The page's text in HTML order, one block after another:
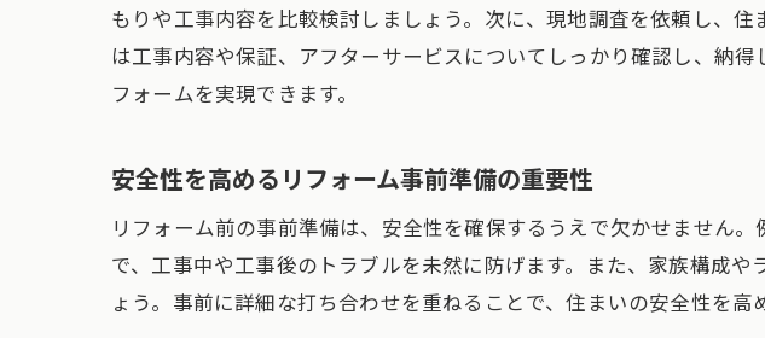
リフォームの
安心リフォー
リフォーム業
見積もり比較
リフォーム業
もりや工事内容を比較検討しましょう。次に、現地調査を依頼し、
は工事内容や保証、アフターサービスについてしっかり確認し、納
フォームを実現できます。
安全性を高めるリフォーム事前準備の重要性
リフォーム前の事前準備は、安全性を確保するうえで欠かせません
で、工事中や工事後のトラブルを未然に防げます。また、家族構成
ょう。事前に詳細な打ち合わせを重ねることで、住まいの安全性を高